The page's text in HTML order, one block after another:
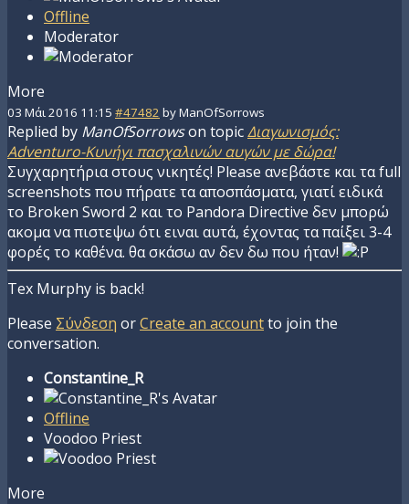
Offline
Moderator
More
03 Μάι 2016 11:15 #47482 byManOfSorrows
Replied by ManOfSorrowson topicΔιαγωνισμός:
Adventuro-Κυνήγι πασχαλινών αυγών με δώρα!
Συγχαρητήρια στους νικητές! Please ανεβάστε και τα full
screenshots που πήρατε τα αποσπάσματα, γιατί ειδικά
το Broken Sword 2 και το Pandora Directive δεν μπορώ
ακομα να πιστεψω ότι ειναι αυτά, έχοντας τα παίξει 3-4
φορές το καθένα. θα σκάσω αν δεν δω που ήταν!
Tex Murphy is back!
Please Σύνδεση orCreate an accountto join the
conversation.
Constantine_R
Offline
Voodoo Priest
More